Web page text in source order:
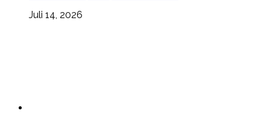
Juli 14, 2026